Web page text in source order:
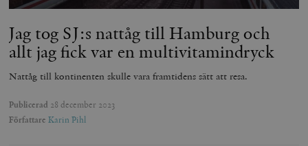
Jag tog SJ:s nattåg till Hamburg och
allt jag fick var en multivitamindryck
Nattåg till kontinenten skulle vara framtidens sätt att resa.
Publicerad 28 december 2023
Författare Karin Pihl